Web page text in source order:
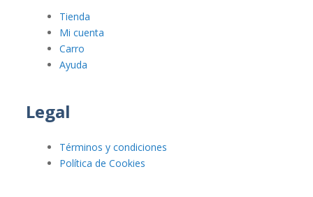
Tienda
Mi cuenta
Carro
Ayuda
Legal
Términos y condiciones
Política de Cookies